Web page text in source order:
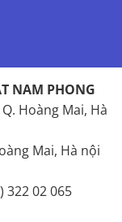
NAM PHONG
Hoàng Mai, Hà
Mai, Hà nội
322 02 065